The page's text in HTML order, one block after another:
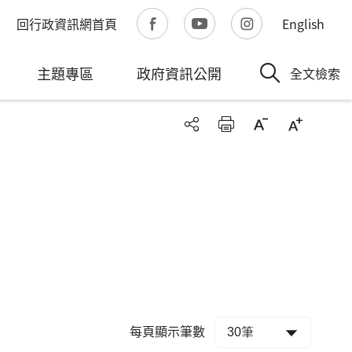
回行政資訊網首頁 English
主題專區 政府資訊公開 全文檢索
每頁顯示筆數